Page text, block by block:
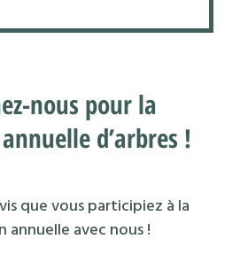
nous pour la
d’arbres !
que vous participiez à la
annuelle avec nous !